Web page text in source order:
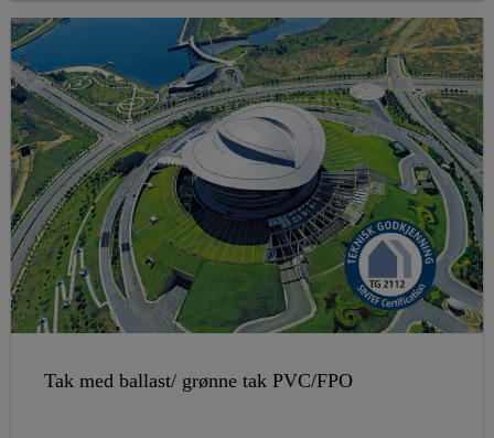
Tak med ballast/ grønne tak PVC/FPO